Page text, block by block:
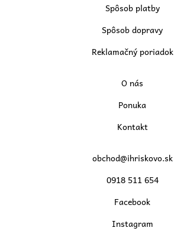
Spôsob platby
Spôsob dopravy
Reklamačný poriadok
O nás
Ponuka
Kontakt
obchod@ihriskovo.sk
0918 511 654
Facebook
Instagram